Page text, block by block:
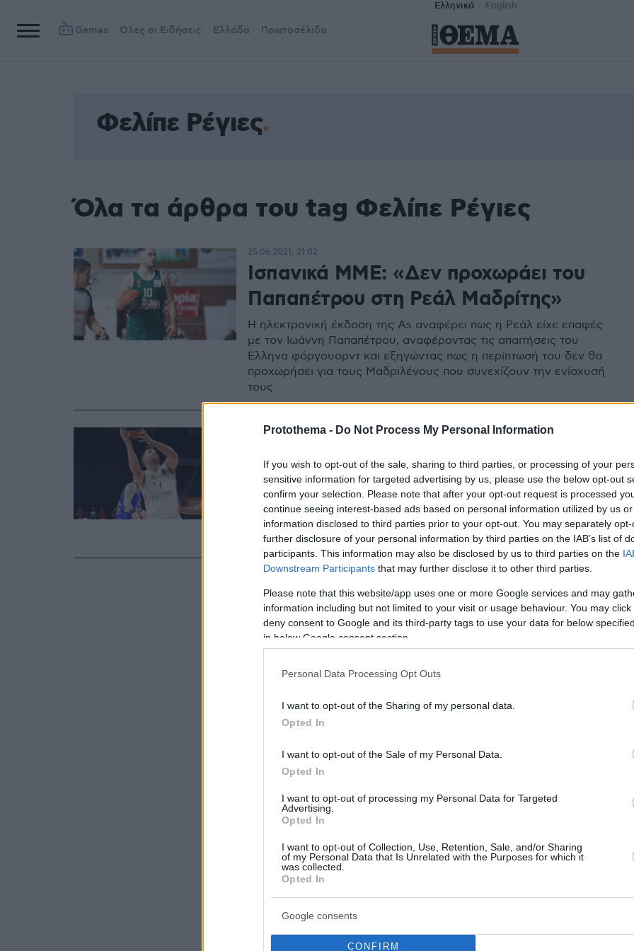
Protothema - Do Not Process My Personal Information
If you wish to opt-out of the sale, sharing to third parties, or processing of your
sensitive information for targeted advertising by us, please use the below opt-out
confirm your selection. Please note that after your opt-out request is processed
continue seeing interest-based ads based on personal information utilized by us
information disclosed to third parties prior to your opt-out. You may separately
further disclosure of your personal information by third parties on the IAB’s list of
participants. This information may also be disclosed by us to third parties on the
Downstream Participants that may further disclose it to other third parties.
Please note that this website/app uses one or more Google services and may
information including but not limited to your visit or usage behaviour. You may
deny consent to Google and its third-party tags to use your data for below
in below Google consent section.
Personal Data Processing Opt Outs
I want to opt-out of the Sharing of my personal data.
Opted In
I want to opt-out of the Sale of my Personal Data.
Opted In
I want to opt-out of processing my Personal Data for Targeted
Advertising.
Opted In
I want to opt-out of Collection, Use, Retention, Sale, and/or Sharing
of my Personal Data that Is Unrelated with the Purposes for which it
was collected.
Opted In
Google consents
CONFIRM
Ελληνικά English
Games Όλες οι Ειδήσεις Ελλάδα Πρωτοσέλιδα
Φελίπε Ρέγιες
Όλα τα άρθρα του tag Φελίπε Ρέγιες
Ισπανικά ΜΜΕ: «Δεν προχωράει του
Παπαπέτρου στη Ρεάλ Μαδρίτης»
Η ηλεκτρονική έκδοση της As αναφέρει πως η Ρεάλ είχε επαφές
με τον Ιωάννη Παπαπέτρου, αναφέροντας τις απαιτήσεις του
Έλληνα φόργουορντ και εξηγώντας πως η περίπτωσή του δεν θα
προχωρήσει για τους Μαδριλένους που συνεχίζουν την ενίσχυσή
τους
25.06.2021, 21:02
Ρεάλ, Φελίπε Ρέγιες
Ο Φελίπε Ρέγιες, ο μεγάλος αρχηγός της Ρεάλ Μαδρίτης ο οποίος
αγωνίζεται στους «blancos» από το 2004, αποχωρεί από την
ενεργό δράση έχοντας κατακτήσει 22 τίτλους με τη «Βασίλισσα»
23.06.2021, 17:14